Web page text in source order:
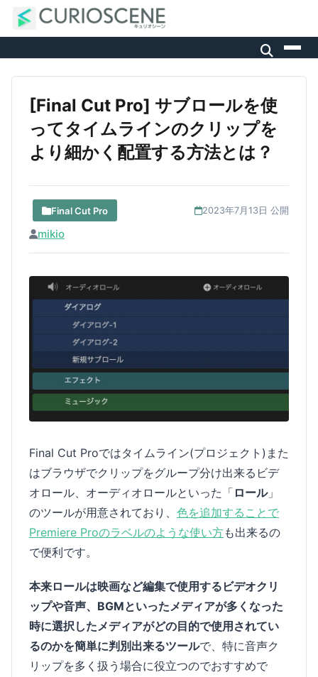
[Final Cut Pro] サブロールを使
ってタイムラインのクリップを
より細かく配置する方法とは？
Final Cut Pro 2023年7月13日 公開
mikio
Final Cut Proではタイムライン(プロジェクト)また
はブラウザでクリップをグループ分け出来るビデ
オロール、オーディオロールといった「 ロール」
のツールが用意されており、 色を追加することで
Premiere Proのラベルのような使い方も出来るの
で便利です。
本来ロールは映画など編集で使用するビデオクリ
ップや音声、BGMといったメディアが多くなった
時に選択したメディアがどの目的で使用されてい
るのかを簡単に判別出来るツールで、特に音声ク
リップを多く扱う場合に役立つのでおすすめで